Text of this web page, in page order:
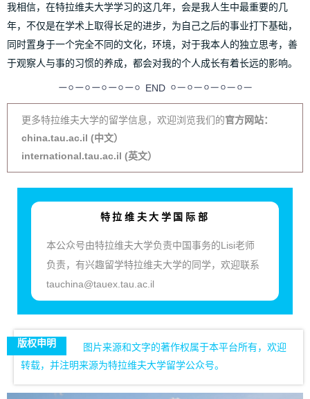
我相信，在特拉维夫大学学习的这几年，会是我人生中最重要的几
年，不仅是在学术上取得长足的进步，为自己之后的事业打下基础，
同时置身于一个完全不同的文化，环境，对于我本人的独立思考，善
于观察人与事的习惯的养成，都会对我的个人成长有着长远的影响。
END
更多特拉维夫大学的留学信息，欢迎浏览我们的官方网站：
china.tau.ac.il (中文）
international.tau.ac.il (英文）
特拉维夫大学国际部
本公众号由特拉维夫大学负责中国事务的Lisi老师
负责，有兴趣留学特拉维夫大学的同学，欢迎联系
tauchina@tauex.tau.ac.il
版权申明
图片来源和文字的著作权属于本平台所有，欢迎
转载，并注明来源为特拉维夫大学留学公众号。